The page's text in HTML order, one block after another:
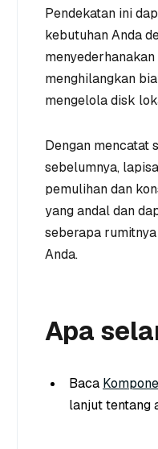
Pendekatan ini
kebutuhan Anda
menghilangkan
mengelola disk
Dengan mencatat
sebelumnya,
pemulihan dan
yang andal dan
seberapa
Anda.
Apa
Baca
lanjut tentang